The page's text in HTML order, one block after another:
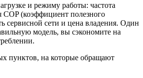
и режиму работы: частота
COP (коэффициент полезного
сервисной сети и цена владения. Один
модель, вы сэкономите на
пунктов, на которые обращают